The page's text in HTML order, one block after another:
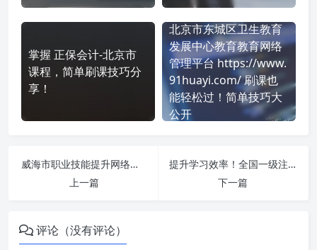
掌握 正保会计-北京市
课程，简单刷课技巧分
享！
北京市东城区卫生教育
发展中心教育教育网络
管理平台 https://www.
91huayi.com/ 刷课也
能轻松过！简单技巧大
公开
威海市职业技能提升网络培训平台 https://whzp.yxlearning.com/ 课程学习无压力！教你高效刷题技巧
上一篇
提升学习效率！全国一级注册建造师继续教育平台 https://jzs.zjxpxzx.com/Account/ZJXDefault 刷课方法全揭秘
下一篇
评论（没有评论）